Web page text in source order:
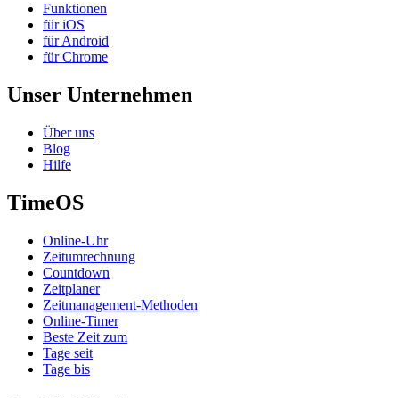
Funktionen
für iOS
für Android
für Chrome
Unser Unternehmen
Über uns
Blog
Hilfe
TimeOS
Online-Uhr
Zeitumrechnung
Countdown
Zeitplaner
Zeitmanagement-Methoden
Online-Timer
Beste Zeit zum
Tage seit
Tage bis